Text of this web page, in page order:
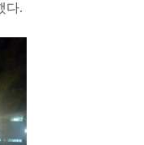
다.